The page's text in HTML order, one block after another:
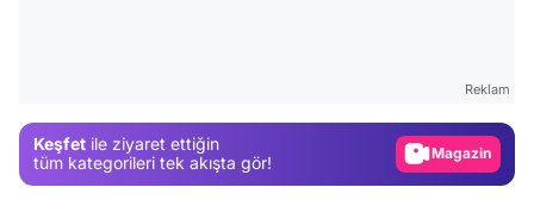
Reklam
Keşfet ile ziyaret ettiğin
tüm kategorileri tek akışta gör!
Magazin